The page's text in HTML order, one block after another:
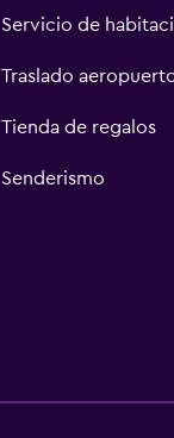
Servicio de
Traslado
Tienda de regalos
Senderismo